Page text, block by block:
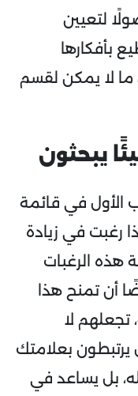
لتعيين
بأفكارها
ما لا يمكن لقسم
يبحثون
الأول في قائمة
رغبت في زيادة
هذه الرغبات
أن تمنح هذا
تجعلهم لا
بعلامتك
بل يساعد في